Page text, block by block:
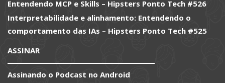
Entendendo MCP e Skills – Hipsters Ponto Tech #526
Interpretabilidade e alinhamento: Entendendo o
comportamento das IAs – Hipsters Ponto Tech #525
ASSINAR
Assinando o Podcast no Android